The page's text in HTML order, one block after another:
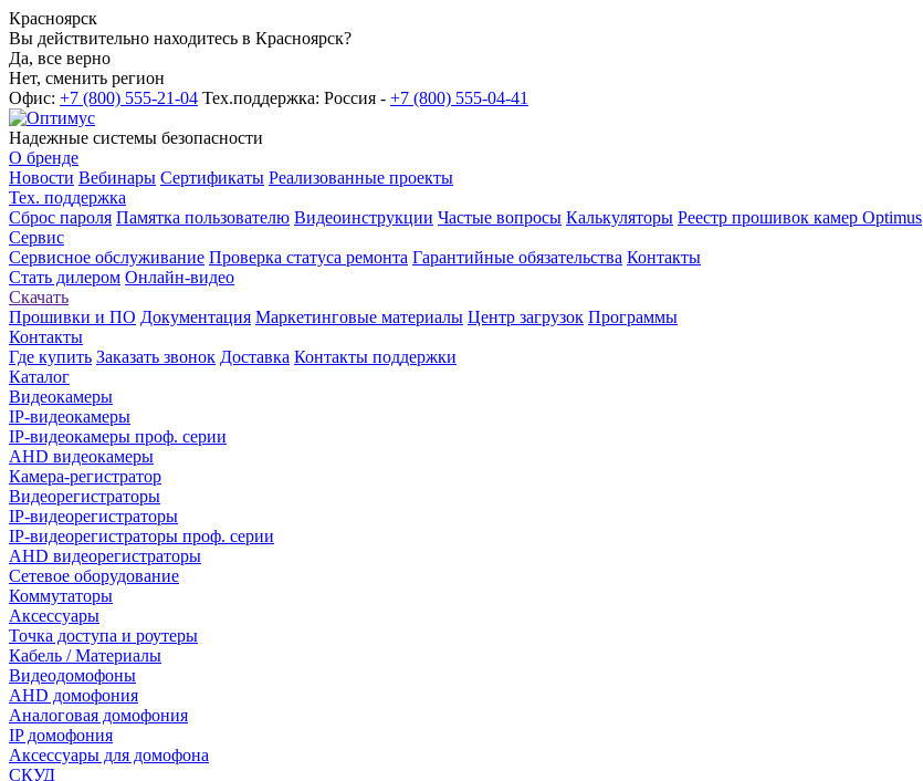
Красноярск
Вы действительно находитесь в Красноярск?
Да, все верно
Нет, сменить регион
Офис: +7 (800) 555-21-04 Тех.поддержка: Россия - +7 (800) 555-04-41
Надежные системы безопасности
О бренде
Новости Вебинары Сертификаты Реализованные проекты
Тех. поддержка
Сброс пароля Памятка пользователю Видеоинструкции Частые вопросы Калькуляторы Реестр прошивок камер Optimus
Сервис
Сервисное обслуживание Проверка статуса ремонта Гарантийные обязательства Контакты
Стать дилером Онлайн-видео
Скачать
Прошивки и ПО Документация Маркетинговые материалы Центр загрузок Программы
Контакты
Где купить Заказать звонок Доставка Контакты поддержки
Каталог
Видеокамеры
IP-видеокамеры
IP-видеокамеры проф. серии
AHD видеокамеры
Камера-регистратор
Видеорегистраторы
IP-видеорегистраторы
IP-видеорегистраторы проф. серии
AHD видеорегистраторы
Сетевое оборудование
Коммутаторы
Аксессуары
Точка доступа и роутеры
Кабель / Материалы
Видеодомофоны
AHD домофония
Аналоговая домофония
IP домофония
Аксессуары для домофона
СКУД